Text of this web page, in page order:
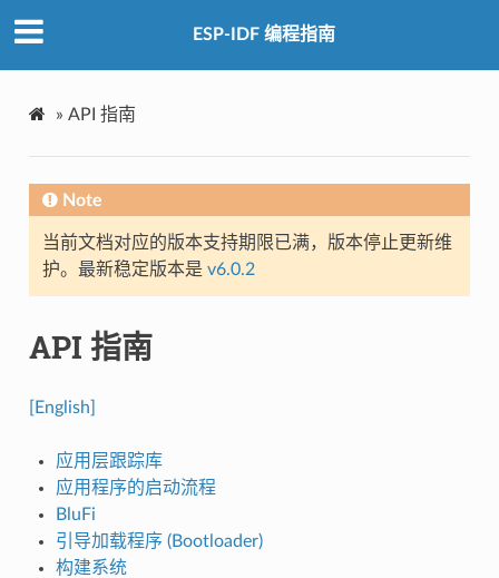
ESP-IDF 编程指南
» API 指南
Note
当前文档对应的版本支持期限已满，版本停止更新维
护。最新稳定版本是 v6.0.2
API 指南
[English]
应用层跟踪库
应用程序的启动流程
BluFi
引导加载程序 (Bootloader)
构建系统